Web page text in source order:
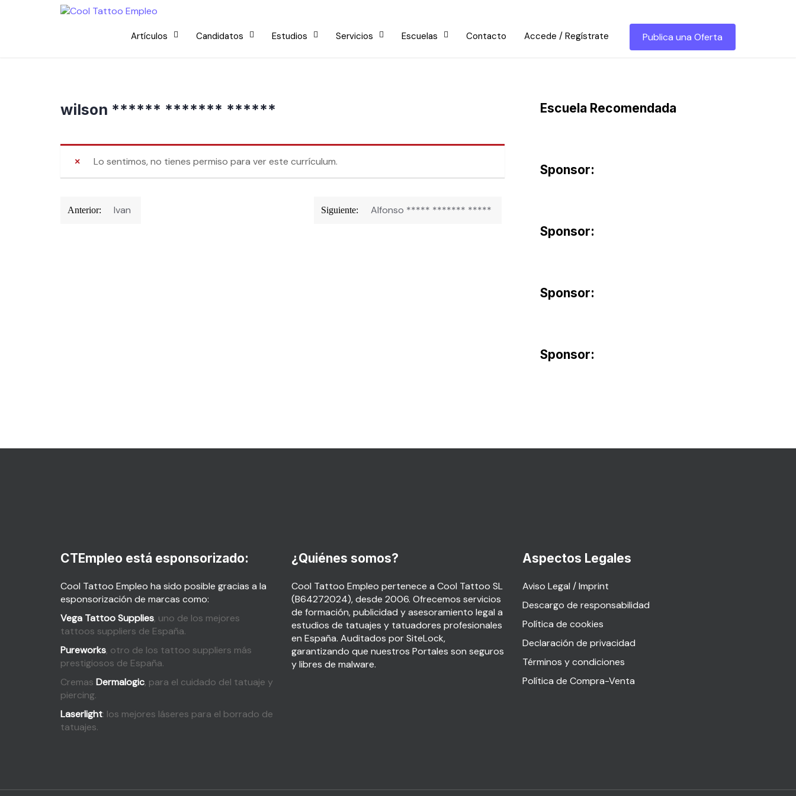
Artículos Candidatos Estudios Servicios Escuelas Contacto Accede / Regístrate Publica una Oferta
wilson ****** ******* ******
Lo sentimos, no tienes permiso para ver este currículum.
Navegación
Anterior: Ivan Siguiente: Alfonso ***** ******* *****
Escuela Recomendada
Sponsor:
Sponsor:
Sponsor:
Sponsor:
CTEmpleo está esponsorizado:
Cool Tattoo Empleo ha sido posible gracias a la
esponsorización de marcas como:
Vega Tattoo Supplies, uno de los mejores
tattoos suppliers de España.
Pureworks, otro de los tattoo suppliers más
prestigiosos de España.
Cremas Dermalogic, para el cuidado del tatuaje y
piercing.
Laserlight: los mejores láseres para el borrado de
tatuajes.
¿Quiénes somos?
Cool Tattoo Empleo pertenece a Cool Tattoo SL
(B64272024), desde 2006. Ofrecemos servicios
de formación, publicidad y asesoramiento legal a
estudios de tatuajes y tatuadores profesionales
en España. Auditados por SiteLock,
garantizando que nuestros Portales son seguros
y libres de malware.
Aspectos Legales
Aviso Legal / Imprint
Descargo de responsabilidad
Política de cookies
Declaración de privacidad
Términos y condiciones
Política de Compra-Venta